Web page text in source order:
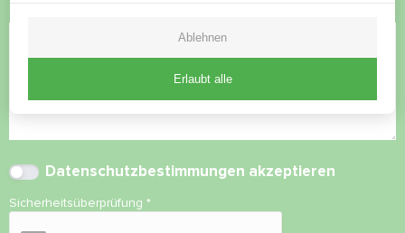
Datenschutzbestimmungen akzeptieren
Sicherheitsüberprüfung *
Ablehnen
Erlaubt alle